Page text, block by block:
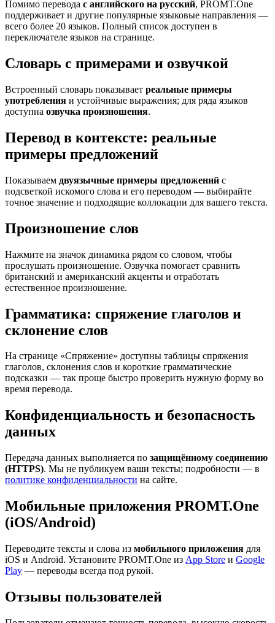
Помимо перевода с английского на русский, PROMT.One
поддерживает и другие популярные языковые направления —
всего более 20 языков. Полный список доступен в
переключателе языков на странице.
Словарь с примерами и озвучкой
Встроенный словарь показывает реальные примеры
употребления и устойчивые выражения; для ряда языков
доступна озвучка произношения.
Перевод в контексте: реальные
примеры предложений
Показываем двуязычные примеры предложений с
подсветкой искомого слова и его переводом — выбирайте
точное значение и подходящие коллокации для вашего текста.
Произношение слов
Нажмите на значок динамика рядом со словом, чтобы
прослушать произношение. Озвучка помогает сравнить
британский и американский акценты и отработать
естественное произношение.
Грамматика: спряжение глаголов и
склонение слов
На странице «Спряжение» доступны таблицы спряжения
глаголов, склонения слов и короткие грамматические
подсказки — так проще быстро проверить нужную форму во
время перевода.
Конфиденциальность и безопасность
данных
Передача данных выполняется по защищённому соединению
(HTTPS). Мы не публикуем ваши тексты; подробности — в
политике конфиденциальности на сайте.
Мобильные приложения PROMT.One
(iOS/Android)
Переводите тексты и слова из мобильного приложения для
iOS и Android. Установите PROMT.One из App Store и Google
Play — переводы всегда под рукой.
Отзывы пользователей